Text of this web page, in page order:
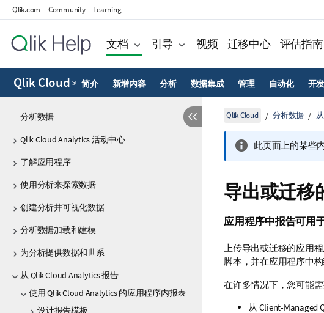
Qlik.com Community Learning
文档 引导 视频 迁移中心 评估指南
Qlik Cloud ® 简介 新增内容 分析 数据集成 管理 自动化 开发
分析数据
Qlik Cloud Analytics 活动中心
了解应用程序
使用分析来探索数据
创建分析并可视化数据
分析数据加载和建模
为分析提供数据和世系
从 Qlik Cloud Analytics 报告
使用 Qlik Cloud Analytics 的应用程序内报表
设计报告模板
Qlik Cloud 分析数据
此页面上的某些
导出或迁移
应用程序中报告可用
上传导出或迁移的应用
脚本，并在应用程序中构
在许多情况下，您可能
从 Client-Managed